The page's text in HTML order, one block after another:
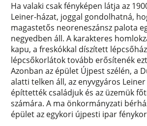
Ha valaki csak fényképen látja az
Leiner-házat, joggal gondolhatná,
magastetős neoreneszánsz palota
negyedben áll. A karakteres
kapu, a freskókkal díszített
lépcsőkorlátok tovább erősítenék
Azonban az épület Újpest szélén, a
alatti telken áll, az enyvgyáros
építtették családjuk és az üzemük
számára. A ma önkormányzati
épület az egykori újpesti ipar